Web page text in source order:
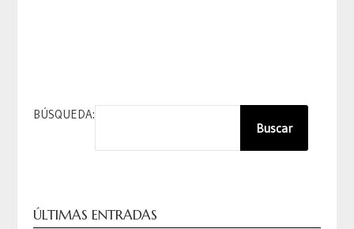
BÚSQUEDA:
Buscar
ÚLTIMAS ENTRADAS